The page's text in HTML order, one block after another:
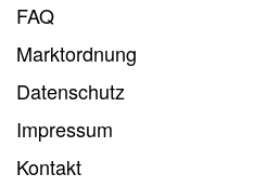
FAQ
Marktordnung
Datenschutz
Impressum
Kontakt